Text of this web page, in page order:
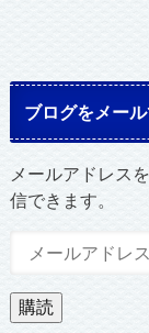
ブログをメー
メールアドレス
信できます。
ル
ア
購読